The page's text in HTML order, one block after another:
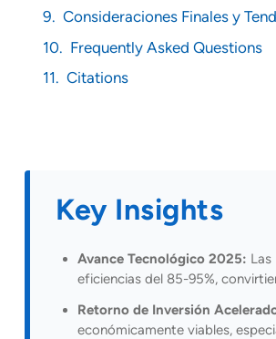
Consideraciones Finales y
Frequently Asked Questions
Citations
Key Insights
Avance Tecnológico 2025:
eficiencias del 85-95%,
Retorno de Inversión
económicamente viables,